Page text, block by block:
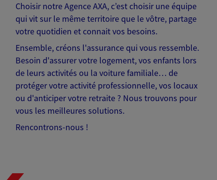
Choisir notre Agence AXA, c’est choisir une équipe
qui vit sur le même territoire que le vôtre, partage
votre quotidien et connait vos besoins.
Ensemble, créons l'assurance qui vous ressemble.
Besoin d'assurer votre logement, vos enfants lors
de leurs activités ou la voiture familiale… de
protéger votre activité professionnelle, vos locaux
ou d'anticiper votre retraite ? Nous trouvons pour
vous les meilleures solutions.
Rencontrons-nous !